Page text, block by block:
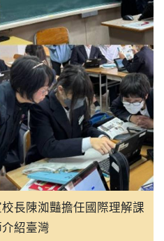
學華語 宿霧臺灣協
會田中倉庫重生
長陳洳豔擔任國際理解課
紹臺灣